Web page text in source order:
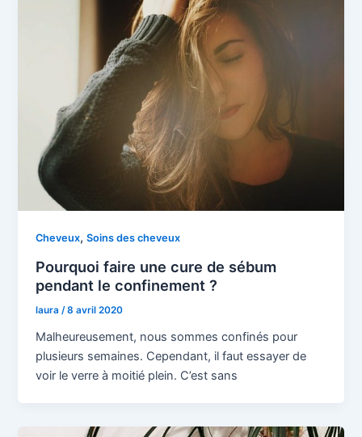
Cheveux,Soins des cheveux
Pourquoi faire une cure de sébum
pendant le confinement ?
laura/8 avril 2020
Malheureusement, nous sommes confinés pour
plusieurs semaines. Cependant, il faut essayer de
voir le verre à moitié plein. C’est sans